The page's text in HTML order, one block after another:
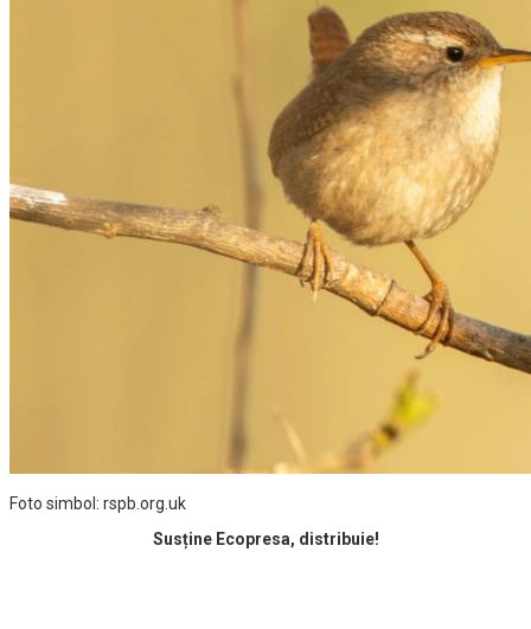
Foto simbol: rspb.org.uk
Susține Ecopresa, distribuie!